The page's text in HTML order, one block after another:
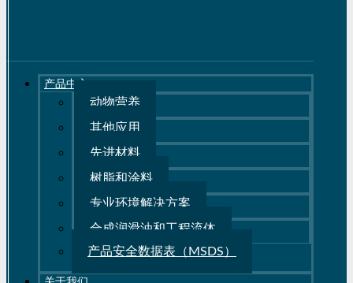
产品中心
动物营养
其他应用
先进材料
树脂和涂料
专业环境解决方案
合成润滑油和工程流体
产品安全数据表（MSDS）